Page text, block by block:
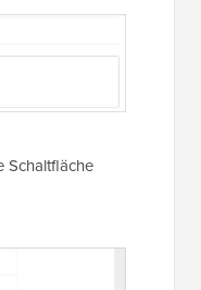
Schaltfläche